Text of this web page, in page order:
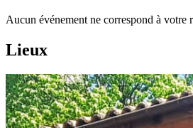
Aucun événement ne correspond à votre
Lieux